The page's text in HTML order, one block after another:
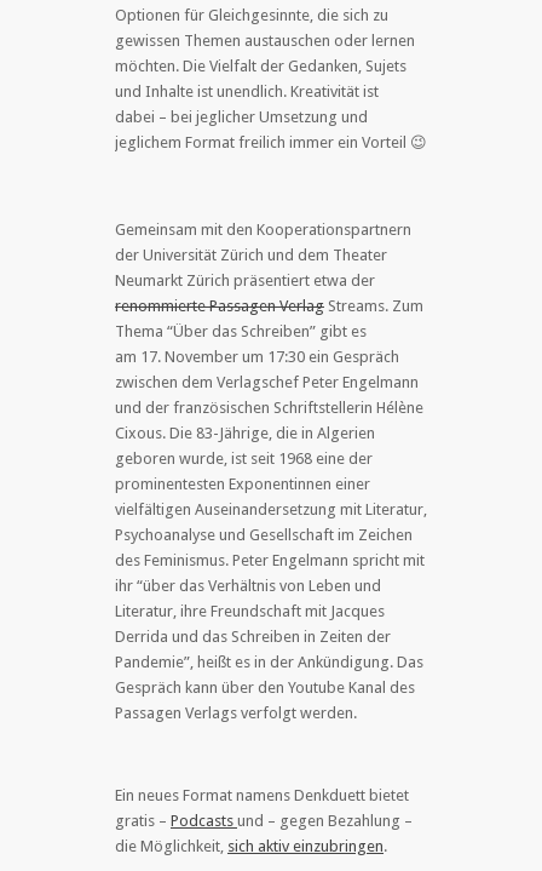
Optionen für Gleichgesinnte, die sich zu
gewissen Themen austauschen oder lernen
möchten. Die Vielfalt der Gedanken, Sujets
und Inhalte ist unendlich. Kreativität ist
dabei – bei jeglicher Umsetzung und
jeglichem Format freilich immer ein Vorteil 😉
Gemeinsam mit den Kooperationspartnern
der Universität Zürich und dem Theater
Neumarkt Zürich präsentiert etwa der
renommierte Passagen Verlag Streams. Zum
Thema “Über das Schreiben” gibt es
am 17. November um 17:30 ein Gespräch
zwischen dem Verlagschef Peter Engelmann
und der französischen Schriftstellerin Hélène
Cixous. Die 83-Jährige, die in Algerien
geboren wurde, ist seit 1968 eine der
prominentesten Exponentinnen einer
vielfältigen Auseinandersetzung mit Literatur,
Psychoanalyse und Gesellschaft im Zeichen
des Feminismus. Peter Engelmann spricht mit
ihr “über das Verhältnis von Leben und
Literatur, ihre Freundschaft mit Jacques
Derrida und das Schreiben in Zeiten der
Pandemie”, heißt es in der Ankündigung. Das
Gespräch kann über den Youtube Kanal des
Passagen Verlags verfolgt werden.
Ein neues Format namens Denkduett bietet
gratis – Podcasts und – gegen Bezahlung –
die Möglichkeit, sich aktiv einzubringen.